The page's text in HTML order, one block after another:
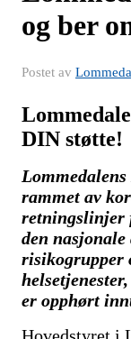
og ber
Postet av
DIN støtte!
rammet av
retningslinjer
den nasjonale
risikogrupper
er opphørt